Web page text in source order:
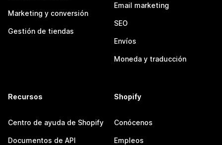
Marketing y conversión
Gestión de tiendas
Email marketing
SEO
Envíos
Moneda y traducción
Recursos
Centro de ayuda de Shopify
Documentos de API
Shopify
Conócenos
Empleos